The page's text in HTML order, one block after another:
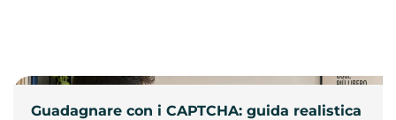
Guadagnare con i CAPTCHA: guida realistica